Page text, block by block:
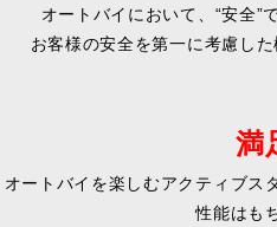
オートバイにおいて、“安全”
お客様の安全を第一に考慮し
満
オートバイを楽しむアクティブス
性能はも